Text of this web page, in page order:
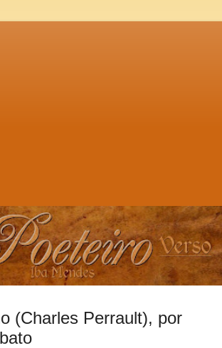
(Charles Perrault), por